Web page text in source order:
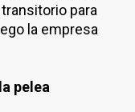
para
la empresa
pelea